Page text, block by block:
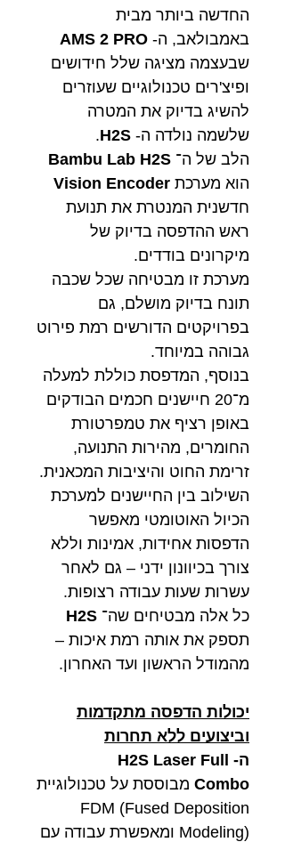
החדשה ביותר מבית
באמבולאב, ה- AMS 2 PRO
שבעצמה מציגה שלל חידושים
ופיצ'רים טכנולוגיים שעוזרים
להשיג בדיוק את המטרה
שלשמה נולדה ה- H2S
.
הלב של ה־ Bambu Lab H2S
הוא מערכת Vision Encoder
חדשנית המנטרת את תנועת
ראש ההדפסה בדיוק של
מיקרונים בודדים.
מערכת זו מבטיחה שכל שכבה
תונח בדיוק מושלם, גם
בפרויקטים הדורשים רמת פירוט
גבוהה במיוחד.
בנוסף, המדפסת כוללת למעלה
מ־20 חיישנים חכמים הבודקים
באופן רציף את טמפרטורת
החומרים, מהירות התנועה,
זרימת החוט והיציבות המכאנית.
השילוב בין החיישנים למערכת
הכיול האוטומטי מאפשר
הדפסות אחידות, אמינות וללא
צורך בכיוונון ידני – גם לאחר
עשרות שעות עבודה רצופות.
כל אלה מבטיחים שה־ H2S
תספק את אותה רמת איכות –
מהמודל הראשון ועד האחרון.
יכולות הדפסה מתקדמות
וביצועים ללא תחרות
ה- H2S Laser Full
Combo מבוססת על טכנולוגיית
FDM (Fused Deposition
Modeling) ומאפשרת עבודה עם